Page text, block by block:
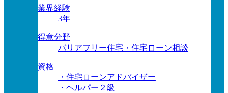
業界経験
3年
得意分野
バリアフリー住宅・住宅ローン相談
資格
・住宅ローンアドバイザー
・ヘルパー２級